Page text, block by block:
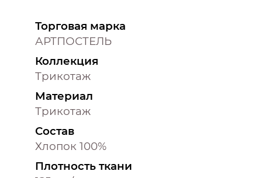
Торговая марка
АРТПОСТЕЛЬ
Коллекция
Трикотаж
Материал
Трикотаж
Состав
Хлопок 100%
Плотность ткани